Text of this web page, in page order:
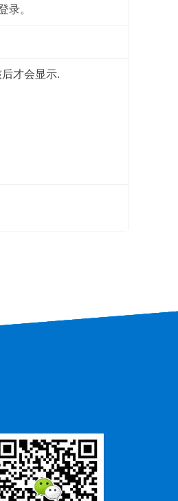
录。
才会显示.